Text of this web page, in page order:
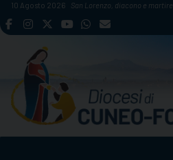
Skip
to
10 Agosto 2026 San Lorenzo, diacono e martire